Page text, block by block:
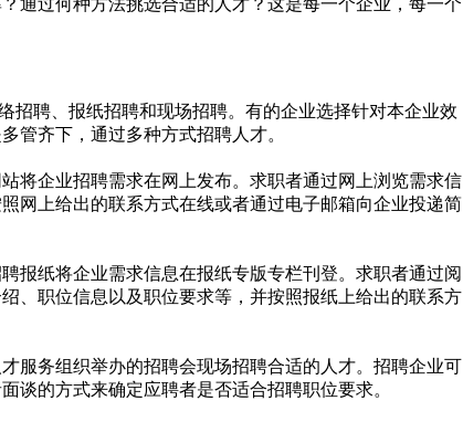
通过何种方法挑选合适的人才？这是每一个企业，每一个
招聘、报纸招聘和现场招聘。有的企业选择针对本企业效
管齐下，通过多种方式招聘人才。
将企业招聘需求在网上发布。求职者通过网上浏览需求信
网上给出的联系方式在线或者通过电子邮箱向企业投递简
报纸将企业需求信息在报纸专版专栏刊登。求职者通过阅
、职位信息以及职位要求等，并按照报纸上给出的联系方
服务组织举办的招聘会现场招聘合适的人才。招聘企业可
谈的方式来确定应聘者是否适合招聘职位要求。